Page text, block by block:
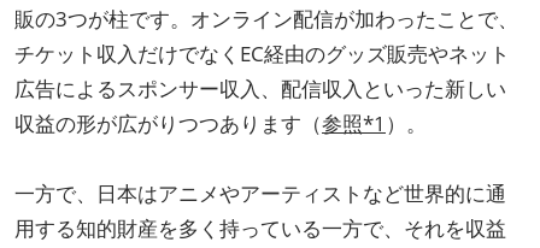
販の3つが柱です。オンライン配信が加わったことで、
チケット収入だけでなくEC経由のグッズ販売やネット
広告によるスポンサー収入、配信収入といった新しい
収益の形が広がりつつあります（参照*1 ）。
一方で、日本はアニメやアーティストなど世界的に通
用する知的財産を多く持っている一方で、それを収益